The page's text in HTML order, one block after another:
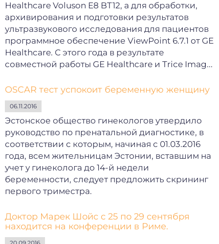
Healthcare Voluson E8 BT12, а для обработки,
архивирования и подготовки результатов
ультразвукового исследования для пациентов
программное обеспечение ViewPoint 6.7.1 от GE
Healthcare. С этого года в результате
совместной работы GE Healthcare и Trice Imag...
OSCAR тест успокоит беременную женщину
06.11.2016
Эстонское общество гинекологов утвердило
руководство по пренатальной диагностике, в
соответствии с которым, начиная с 01.03.2016
года, всем жительницам Эстонии, вставшим на
учет у гинеколога до 14-й недели
беременности, следует предложить скрининг
первого триместра.
Доктор Марек Шойс с 25 по 29 сентября
находится на конференции в Риме.